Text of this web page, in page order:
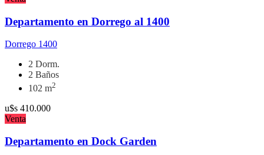
Departamento en Dorrego al 1400
Dorrego 1400
2 Dorm.
2 Baños
102 m2
u$s 410.000
Venta
Departamento en Dock Garden